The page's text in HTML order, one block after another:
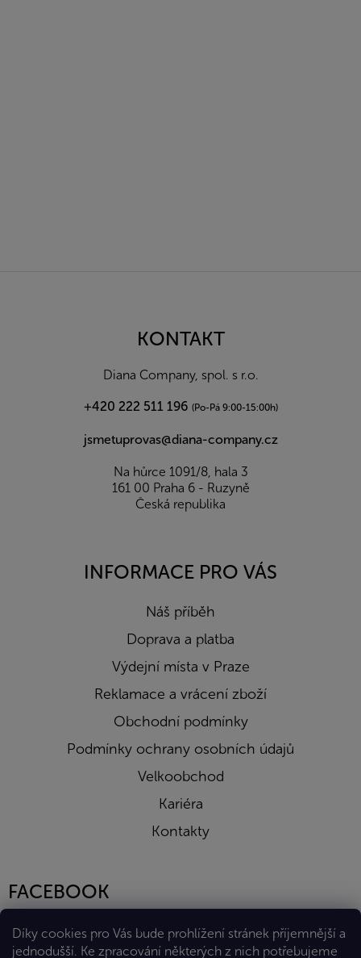
Díky cookies pro Vás bude prohlížení stránek příjemnější a
jednodušší. Ke zpracování některých z nich potřebujeme
KONTAKT
Diana Company, spol. s r.o.
+420 222 511 196 (Po-Pá 9:00-15:00h)
jsmetuprovas@diana-company.cz
Na hůrce 1091/8, hala 3
161 00 Praha 6 - Ruzyně
Česká republika
INFORMACE PRO VÁS
Náš příběh
Doprava a platba
Výdejní místa v Praze
Reklamace a vrácení zboží
Obchodní podmínky
Podmínky ochrany osobních údajů
Velkoobchod
Kariéra
Kontakty
FACEBOOK